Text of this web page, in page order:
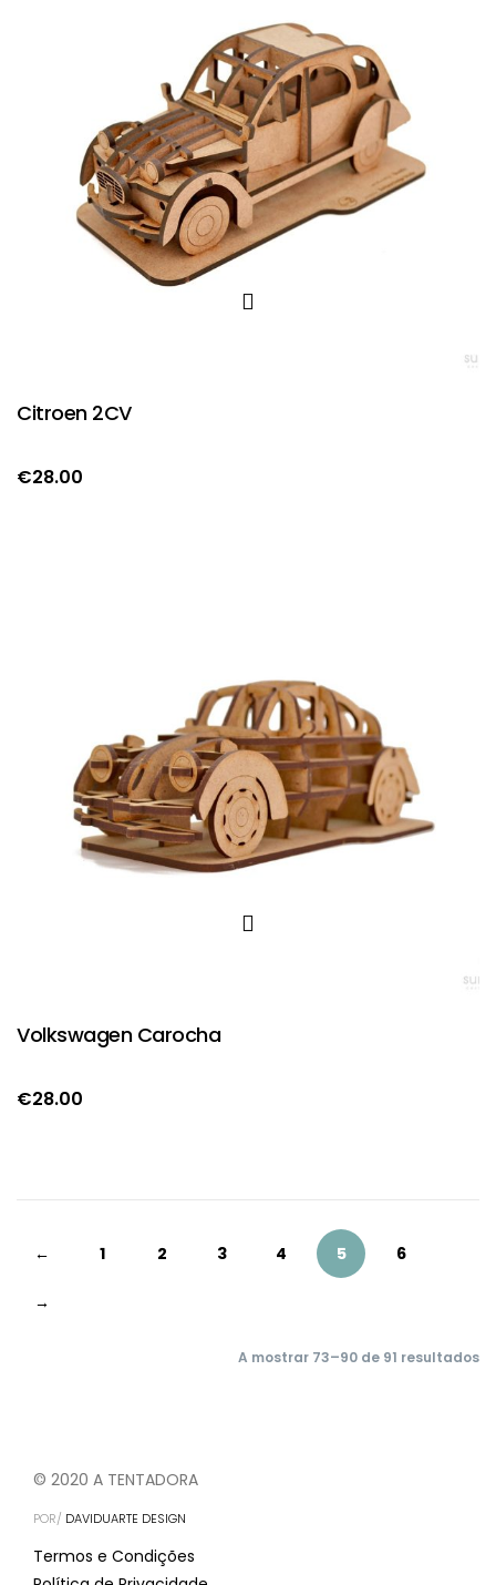
Citroen 2CV
€28.00
Volkswagen Carocha
€28.00
← 1 2 3 4 5 6
→
A mostrar 73–90 de 91 resultados
© 2020 A TENTADORA
POR/ DAVIDUARTE DESIGN
Termos e Condições